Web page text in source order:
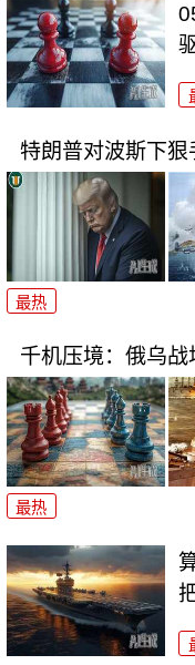
特朗普对波斯下狠
最热
千机压境：俄乌
最热